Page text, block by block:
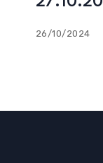
26/10/2024